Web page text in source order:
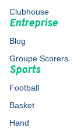
Clubhouse
Entreprise
Blog
Groupe Scorers
Sports
Football
Basket
Hand